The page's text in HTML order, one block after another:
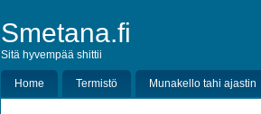
Smetana.fi
Sitä hyvempää shittii
Home Termistö Munakello tahi ajastin